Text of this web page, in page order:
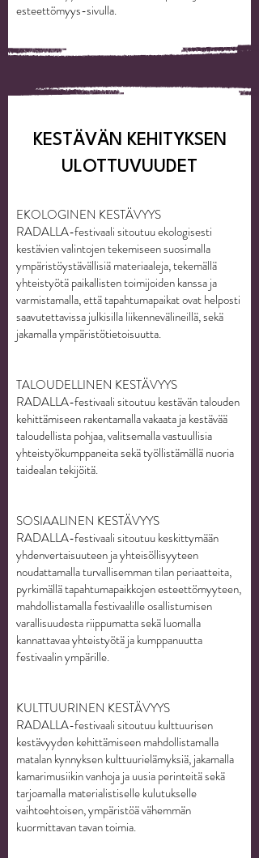
esteettömyys-sivulla.
KESTÄVÄN KEHITYKSEN
ULOTTUVUUDET
EKOLOGINEN KESTÄVYYS
RADALLA-festivaali sitoutuu ekologisesti
kestävien valintojen tekemiseen suosimalla
ympäristöystävällisiä materiaaleja, tekemällä
yhteistyötä paikallisten toimijoiden kanssa ja
varmistamalla, että tapahtumapaikat ovat helposti
saavutettavissa julkisilla liikennevälineillä, sekä
jakamalla ympäristötietoisuutta.
TALOUDELLINEN KESTÄVYYS
RADALLA-festivaali sitoutuu kestävän talouden
kehittämiseen rakentamalla vakaata ja kestävää
taloudellista pohjaa, valitsemalla vastuullisia
yhteistyökumppaneita sekä työllistämällä nuoria
taidealan tekijöitä.
SOSIAALINEN KESTÄVYYS
RADALLA-festivaali sitoutuu keskittymään
yhdenvertaisuuteen ja yhteisöllisyyteen
noudattamalla turvallisemman tilan periaatteita,
pyrkimällä tapahtumapaikkojen esteettömyyteen,
mahdollistamalla festivaalille osallistumisen
varallisuudesta riippumatta sekä luomalla
kannattavaa yhteistyötä ja kumppanuutta
festivaalin ympärille.
KULTTUURINEN KESTÄVYYS
RADALLA-festivaali sitoutuu kulttuurisen
kestävyyden kehittämiseen mahdollistamalla
matalan kynnyksen kulttuurielämyksiä, jakamalla
kamarimusiikin vanhoja ja uusia perinteitä sekä
tarjoamalla materialistiselle kulutukselle
vaihtoehtoisen, ympäristöä vähemmän
kuormittavan tavan toimia.